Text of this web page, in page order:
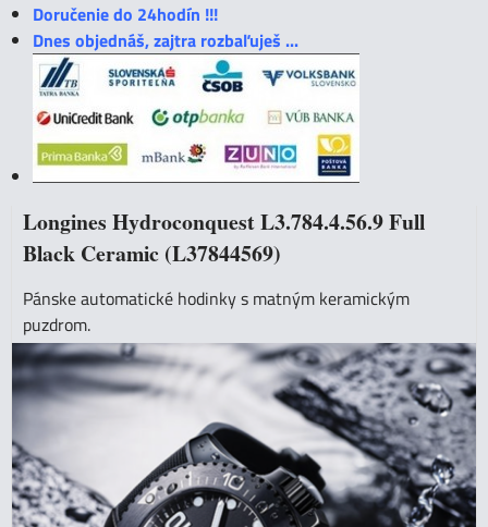
Doručenie do 24hodín !!!
Dnes objednáš, zajtra rozbaľuješ ...
Longines Hydroconquest L3.784.4.56.9 Full
Black Ceramic (L37844569)
Pánske automatické hodinky s matným keramickým
puzdrom.